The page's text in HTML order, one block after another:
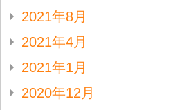
2021年8月
2021年4月
2021年1月
2020年12月